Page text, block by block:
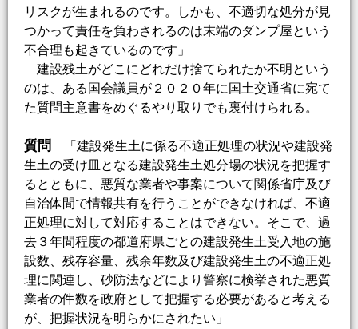
リスクが生まれるのです。しかも、不適切な処分が見
つかって責任を負わされるのは末端のダンプ屋という
不合理も起きているのです」
建設残土がどこにどれだけ捨てられたか不明という
のは、ある国会議員が２０２０年に国土交通省に宛て
た質問主意書をめぐるやり取りでも裏付けられる。
質問
「建設発生土に係る不適正処理の状況や建設発
生土の受け皿となる建設発生土処分場の状況を把握す
るとともに、悪質な業者や事案について関係省庁及び
自治体間で情報共有を行うことができなければ、不適
正処理に対して対応することはできない。そこで、過
去３年間程度の都道府県ごとの建設発生土受入地の施
設数、残存容量、残余年数及び建設発生土の不適正処
理に関連し、砂防法などにより警察に検挙された悪質
業者の件数を政府として把握する必要があると考える
が、把握状況を明らかにされたい」